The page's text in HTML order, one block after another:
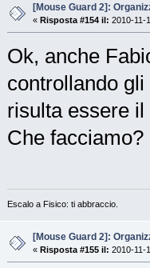
[Mouse Guard 2]:
« Risposta #154 il: 2010-11-
Ok, anche
controllando
risulta essere il
Che facciamo?
Escalo a Fisico: ti abbraccio.
[Mouse Guard 2]:
« Risposta #155 il: 2010-11-